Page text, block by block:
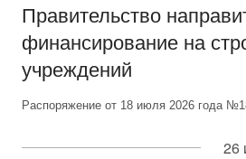
Правительство
финансирование на
учреждений
Распоряжение от 18 июля 2026 года
26